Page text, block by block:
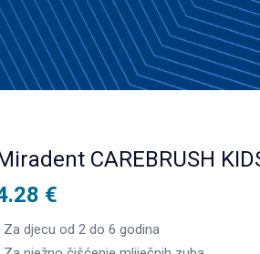
CAREBRUSH
€
Za djecu od 2 do 6 godina